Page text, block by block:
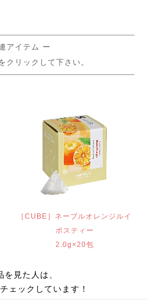
アイテム ー
クリックして下さい。
［CUBE］ネーブルオレンジルイ
ボスティー
2.0g×20包
を見た人は、
ェックしています！